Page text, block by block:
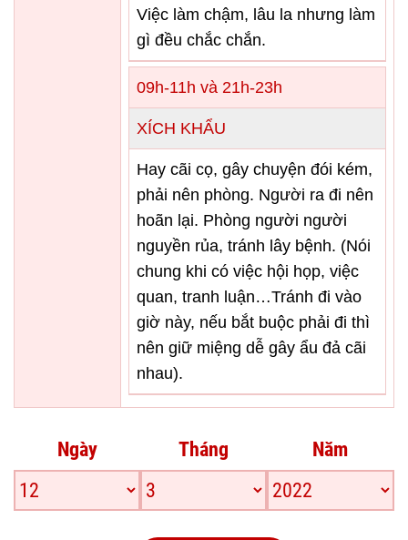
Việc làm chậm, lâu la nhưng làm
gì đều chắc chắn.
09h-11h và 21h-23h
XÍCH KHẨU
Hay cãi cọ, gây chuyện đói kém,
phải nên phòng. Người ra đi nên
hoãn lại. Phòng người người
nguyền rủa, tránh lây bệnh. (Nói
chung khi có việc hội họp, việc
quan, tranh luận…Tránh đi vào
giờ này, nếu bắt buộc phải đi thì
nên giữ miệng dễ gây ẩu đả cãi
nhau).
Ngày Tháng Năm